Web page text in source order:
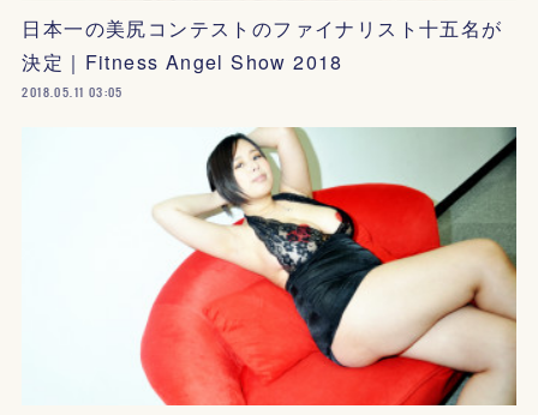
日本一の美尻コンテストのファイナリスト十五名が
決定｜Fitness Angel Show 2018
2018.05.11 03:05